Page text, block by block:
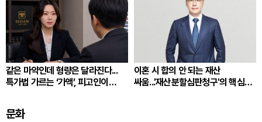
같은 마약인데 형량은 달라진다...
특가법 가르는 ‘가액’, 피고인이
이혼 시 합의 안 되는 재산
싸움...'재산분할심판청구'의 핵심
문화